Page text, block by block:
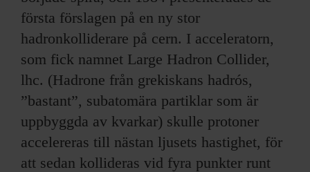
första förslagen på en ny stor
hadronkolliderare på cern. I acceleratorn,
som fick namnet Large Hadron Collider,
lhc. (Hadrone från grekiskans hadrós,
”bastant”, subatomära partiklar som är
uppbyggda av kvarkar) skulle protoner
accelereras till nästan ljusets hastighet, för
att sedan kollideras vid fyra punkter runt